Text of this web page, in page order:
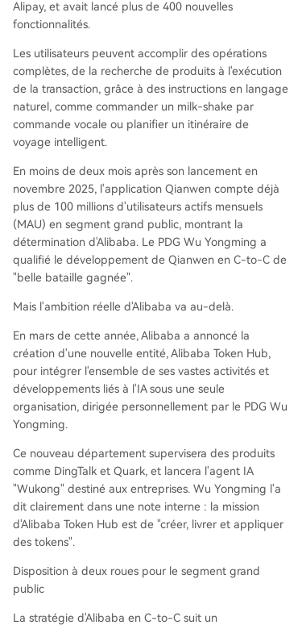
Alipay, et avait lancé plus de 400 nouvelles
fonctionnalités.
Les utilisateurs peuvent accomplir des opérations
complètes, de la recherche de produits à l'exécution
de la transaction, grâce à des instructions en langage
naturel, comme commander un milk-shake par
commande vocale ou planifier un itinéraire de
voyage intelligent.
En moins de deux mois après son lancement en
novembre 2025, l'application Qianwen compte déjà
plus de 100 millions d'utilisateurs actifs mensuels
(MAU) en segment grand public, montrant la
détermination d'Alibaba. Le PDG Wu Yongming a
qualifié le développement de Qianwen en C-to-C de
"belle bataille gagnée".
Mais l'ambition réelle d'Alibaba va au-delà.
En mars de cette année, Alibaba a annoncé la
création d'une nouvelle entité, Alibaba Token Hub,
pour intégrer l'ensemble de ses vastes activités et
développements liés à l'IA sous une seule
organisation, dirigée personnellement par le PDG Wu
Yongming.
Ce nouveau département supervisera des produits
comme DingTalk et Quark, et lancera l'agent IA
"Wukong" destiné aux entreprises. Wu Yongming l'a
dit clairement dans une note interne : la mission
d'Alibaba Token Hub est de "créer, livrer et appliquer
des tokens".
Disposition à deux roues pour le segment grand
public
La stratégie d'Alibaba en C-to-C suit un